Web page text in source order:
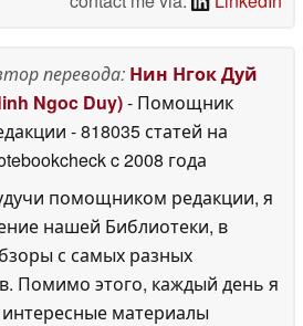
перевода: Нин Нгок Дуй
Ngoc Duy)- Помощник
- 818035 статей на
c 2008 года
помощником редакции, я
нашей Библиотеки, в
с самых разных
Помимо этого, каждый день я
материалы